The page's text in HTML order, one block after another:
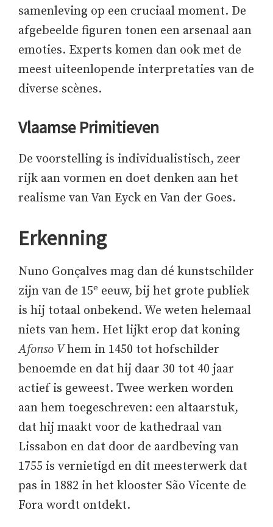
samenleving op een cruciaal moment. De
afgebeelde figuren tonen een arsenaal aan
emoties. Experts komen dan ook met de
meest uiteenlopende interpretaties van de
diverse scènes.
Vlaamse Primitieven
De voorstelling is individualistisch, zeer
rijk aan vormen en doet denken aan het
realisme van Van Eyck en Van der Goes.
Erkenning
Nuno Gonçalves mag dan dé kunstschilder
zijn van de 15e eeuw, bij het grote publiek
is hij totaal onbekend. We weten helemaal
niets van hem. Het lijkt erop dat koning
Afonso Vhem in 1450 tot hofschilder
benoemde en dat hij daar 30 tot 40 jaar
actief is geweest. Twee werken worden
aan hem toegeschreven: een altaarstuk,
dat hij maakt voor de kathedraal van
Lissabon en dat door de aardbeving van
1755 is vernietigd en dit meesterwerk dat
pas in 1882 in het klooster São Vicente de
Fora wordt ontdekt.